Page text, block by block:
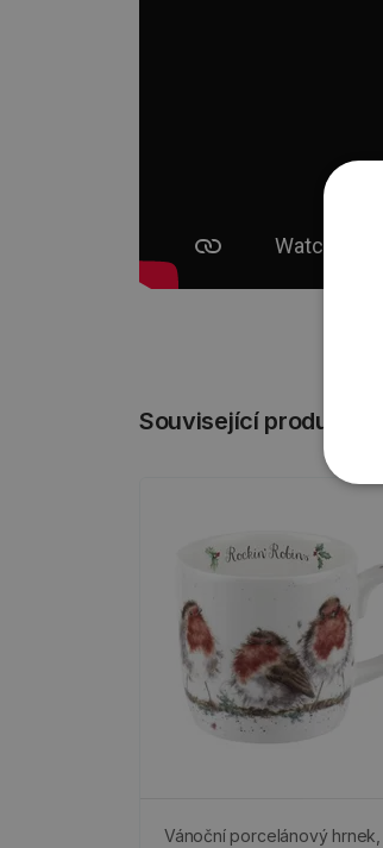
Související produkty
Vánoční porcelánový hrnek,